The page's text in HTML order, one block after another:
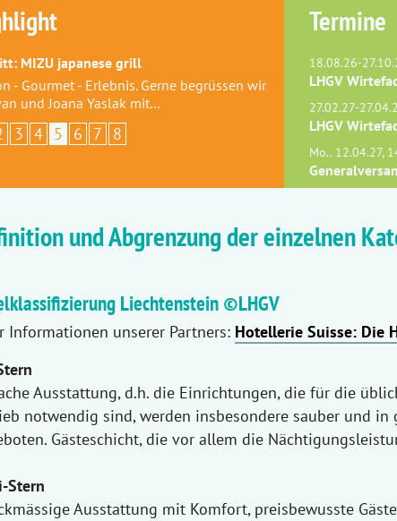
MIZU japanese grill
- Gourmet - Erlebnis. Gerne begrüssen wir
und Joana Yaslak mit…
3 4 5 6 7 8
Termine
18.08.26-
LHGV
27.02.27-
LHGV
Mo.. 12.04.27,
und Abgrenzung der einzelnen
Liechtenstein ©LHGV
Informationen unserer Partners: Hotellerie Suisse: Die
Ausstattung, d.h. die Einrichtungen, die für die
notwendig sind, werden insbesondere sauber und in
Gästeschicht, die vor allem die
Stern
Ausstattung mit Komfort, preisbewusste